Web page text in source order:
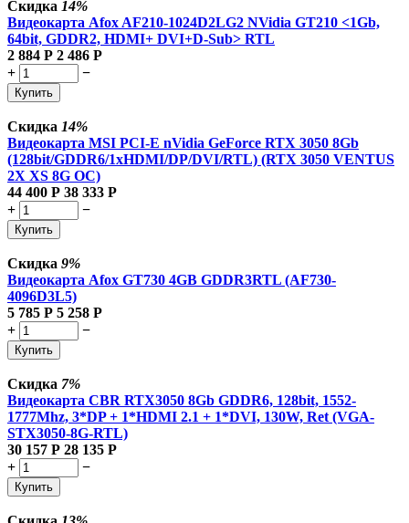
Скидка 14%
Видеокарта Afox AF210-1024D2LG2 NVidia GT210 <1Gb,
64bit, GDDR2, HDMI+ DVI+D-Sub> RTL
2 884 Р 2 486 Р
+
−
Купить
Скидка 14%
Видеокарта MSI PCI-E nVidia GeForce RTX 3050 8Gb
(128bit/GDDR6/1xHDMI/DP/DVI/RTL) (RTX 3050 VENTUS
2X XS 8G OC)
44 400 Р 38 333 Р
+
−
Купить
Скидка 9%
Видеокарта Afox GT730 4GB GDDR3RTL (AF730-
4096D3L5)
5 785 Р 5 258 Р
+
−
Купить
Скидка 7%
Видеокарта CBR RTX3050 8Gb GDDR6, 128bit, 1552-
1777Mhz, 3*DP + 1*HDMI 2.1 + 1*DVI, 130W, Ret (VGA-
STX3050-8G-RTL)
30 157 Р 28 135 Р
+
−
Купить